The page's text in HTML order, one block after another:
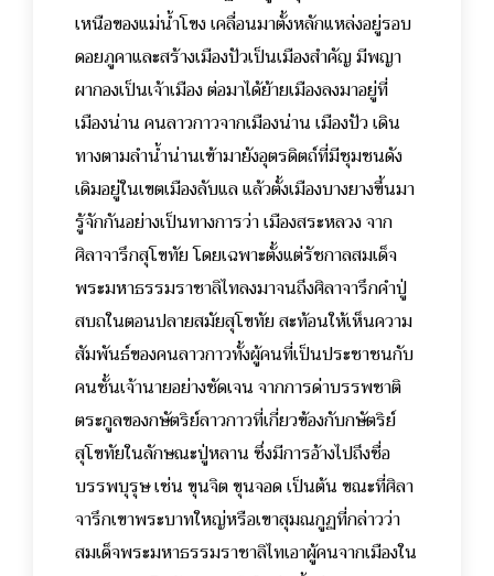
เหนือของแม่น้ำโขง เคลื่อนมาตั้งหลักแหล่งอยู่รอบ
ดอยภูคาและสร้างเมืองปัวเป็นเมืองสำคัญ มีพญา
ผากองเป็นเจ้าเมือง ต่อมาได้ย้ายเมืองลงมาอยู่ที่
เมืองน่าน คนลาวกาวจากเมืองน่าน เมืองปัว เดิน
ทางตามลำน้ำน่านเข้ามายังอุตรดิตถ์ที่มีชุมชนดัง
เดิมอยู่ในเขตเมืองลับแล แล้วตั้งเมืองบางยางขึ้นมา
รู้จักกันอย่างเป็นทางการว่า เมืองสระหลวง จาก
ศิลาจารึกสุโขทัย โดยเฉพาะตั้งแต่รัชกาลสมเด็จ
พระมหาธรรมราชาลิไทลงมาจนถึงศิลาจารึกคำปู่
สบถในตอนปลายสมัยสุโขทัย สะท้อนให้เห็นความ
สัมพันธ์ของคนลาวกาวทั้งผู้คนที่เป็นประชาชนกับ
คนชั้นเจ้านายอย่างชัดเจน จากการด่าบรรพชาติ
ตระกูลของกษัตริย์ลาวกาวที่เกี่ยวข้องกับกษัตริย์
สุโขทัยในลักษณะปู่หลาน ซึ่งมีการอ้างไปถึงชื่อ
บรรพบุรุษ เช่น ขุนจิต ขุนจอด เป็นต้น ขณะที่ศิลา
จารึกเขาพระบาทใหญ่หรือเขาสุมณกูฏที่กล่าวว่า
สมเด็จพระมหาธรรมราชาลิไทเอาผู้คนจากเมืองใน